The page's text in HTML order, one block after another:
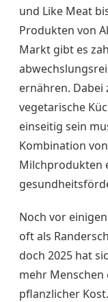
und Like Meat
Produkten von
Markt gibt es
ernähren. Dabei
vegetarische
einseitig sein
Kombination
Milchprodukten
Noch vor
oft als
doch 2025 hat
mehr Menschen
pflanzlicher